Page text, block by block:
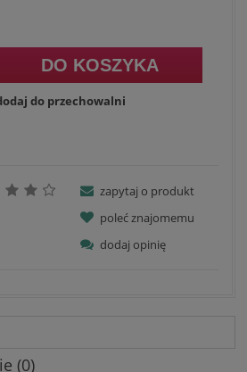
DO KOSZYKA
do przechowalni
zapytaj o produkt
poleć znajomemu
dodaj opinię
(0)